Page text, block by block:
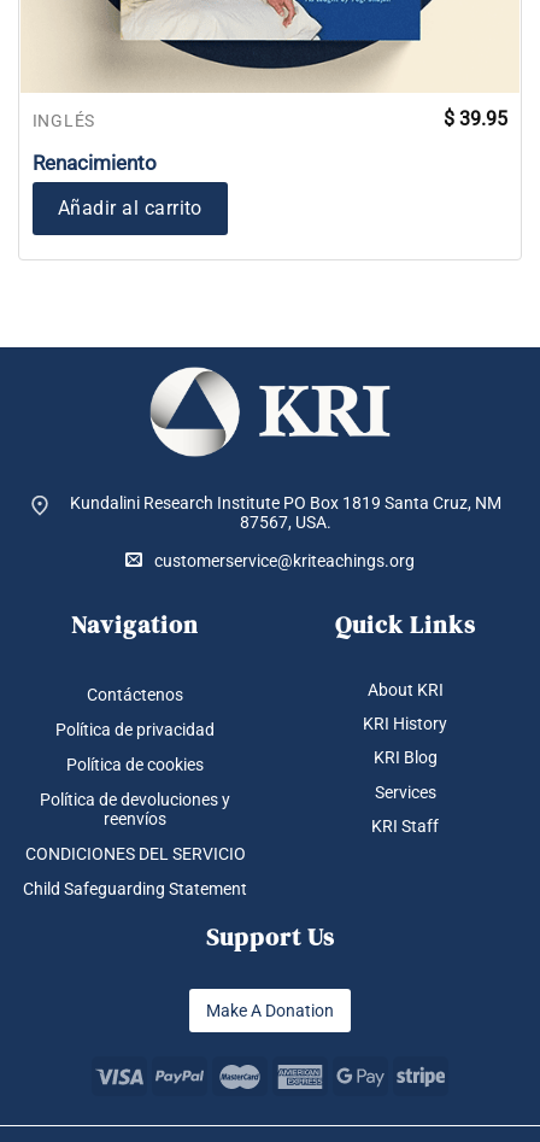
INGLÉS
Renacimiento
$ 39.95
Añadir al carrito
Kundalini Research Institute PO Box 1819 Santa Cruz, NM
87567, USA.
customerservice@kriteachings.org
Navigation
Contáctenos
Política de privacidad
Política de cookies
Política de devoluciones y
reenvíos
CONDICIONES DEL SERVICIO
Child Safeguarding Statement
Quick Links
About KRI
KRI History
KRI Blog
Services
KRI Staff
Support Us
Make A Donation